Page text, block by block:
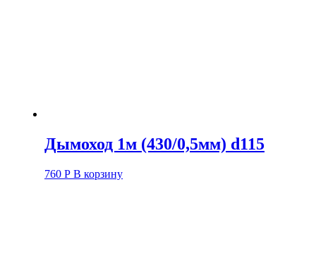
Дымоход 1м (430/0,5мм) d115
760 Р В корзину